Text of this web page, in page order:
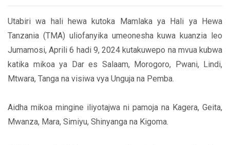
Utabiri wa hali hewa kutoka Mamlaka ya Hali ya Hewa
Tanzania (TMA) uliofanyika umeonesha kuwa kuanzia leo
Jumamosi, Aprili 6 hadi 9, 2024 kutakuwepo na mvua kubwa
katika mikoa ya Dar es Salaam, Morogoro, Pwani, Lindi,
Mtwara, Tanga na visiwa vya Unguja na Pemba.
Aidha mikoa mingine iliyotajwa ni pamoja na Kagera, Geita,
Mwanza, Mara, Simiyu, Shinyanga na Kigoma.